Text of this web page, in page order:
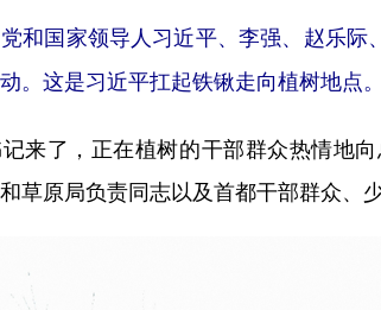
国家领导人习近平、李强、赵乐际
。这是习近平扛起铁锹走向植树地点
了，正在植树的干部群众热情地向
草原局负责同志以及首都干部群众、